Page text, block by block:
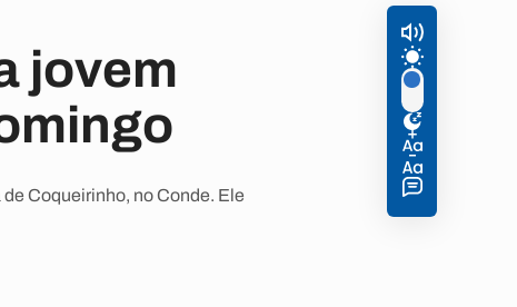
jovem
Coqueirinho, no Conde. Ele